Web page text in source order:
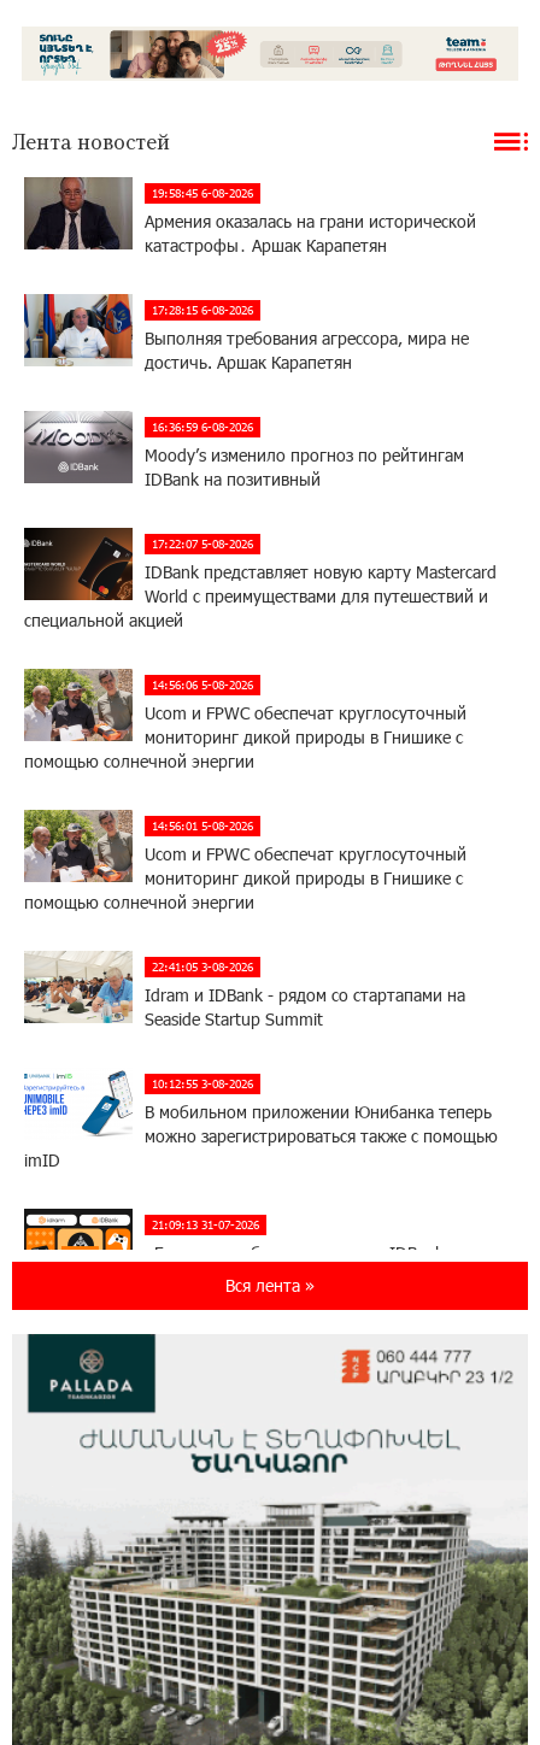
Лента новостей
19:58:45 6-08-2026
Армения оказалась на грани исторической
катастрофы․ Аршак Карапетян
17:28:15 6-08-2026
Выполняя требования агрессора, мира не
достичь. Аршак Карапетян
16:36:59 6-08-2026
Moody’s изменило прогноз по рейтингам
IDBank на позитивный
17:22:07 5-08-2026
IDBank представляет новую карту Mastercard
World с преимуществами для путешествий и
специальной акцией
14:56:06 5-08-2026
Ucom и FPWC обеспечат круглосуточный
мониторинг дикой природы в Гнишике с
помощью солнечной энергии
14:56:01 5-08-2026
Ucom и FPWC обеспечат круглосуточный
мониторинг дикой природы в Гнишике с
помощью солнечной энергии
22:41:05 3-08-2026
Idram и IDBank - рядом со стартапами на
Seaside Startup Summit
10:12:55 3-08-2026
В мобильном приложении Юнибанка теперь
можно зарегистрироваться также с помощью
imID
21:09:13 31-07-2026
«Бесплатные бонусы в играх»: IDBank
предупреждает о кибератаках на школьников
ЕАЭС со временем будет расширяться. Когда-
будет уже поздно
Если Израиль использует тему Геноцида
армян против Эрдогана, то что для него
значит сам Геноцид?
17:16:14 30-07-2026
ВТБ (Армения): вклад «Стабильный» — до
10% годовых и оформление в мобильном
приложении
Вся лента »